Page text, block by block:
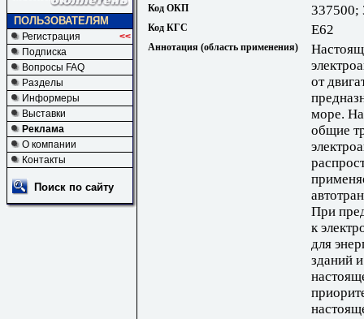
ПОЛЬЗОВАТЕЛЯМ
Регистрация
<<
Подписка
Вопросы FAQ
Разделы
Информеры
Выставки
Реклама
О компании
Контакты
Поиск по сайту
Код ОКП 337500;
Код КГС Е62
Аннотация (область применения)
от
море.
общие
При
к
для
зданий